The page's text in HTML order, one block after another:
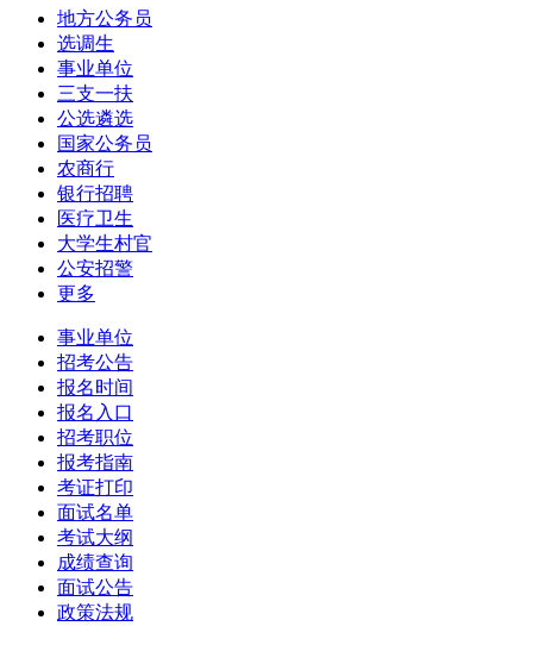
地方公务员
选调生
事业单位
三支一扶
公选遴选
国家公务员
农商行
银行招聘
医疗卫生
大学生村官
公安招警
更多
事业单位
招考公告
报名时间
报名入口
招考职位
报考指南
考证打印
面试名单
考试大纲
成绩查询
面试公告
政策法规